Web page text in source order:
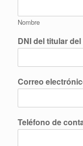
Nombre
DNI del titular
Correo
Teléfono de